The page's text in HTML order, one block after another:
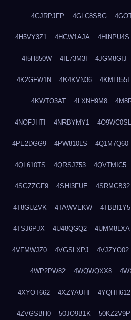
4GJRPJFP 4GLC8SBG
4H5VY3Z1 4HCW1AJA 4HINPU4S
4I5H850W 4IL73M3I 4JGM8GIJ
4K2GFW1N 4K4KVN36 4KML855I
4KWTO3AT 4LXNH9M8
4NOFJHTI 4NRBYMY1 4O9WC0SL
4PE2DGG9 4PW810LS 4Q1M7Q60
4QL610TS 4QRSJ753 4QVTMIC5
4SGZZGF9 4SHI3FUE 4SRMCB32
4T8GUZVK 4TAWVEKW 4TBBI1Y5
4TSJ6PJX 4U48QGQ2 4UMM8LXA
4VFMWJZ0 4VGSLXPJ 4VJZYO02
4WP2PW82 4WQWQXX8
4XYOT662 4XZYAUHI 4YQHH612
4ZVGSBH0 50JO9B1K 50KZ2V9P